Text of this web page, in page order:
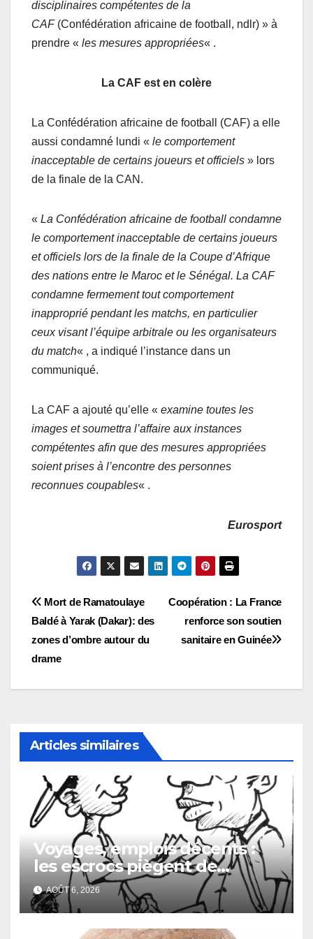
disciplinaires compétentes de la
CAF(Confédération africaine de football, ndlr) » à
prendre « les mesures appropriées« .
La CAF est en colère
La Confédération africaine de football (CAF) a elle
aussi condamné lundi « le comportement
inacceptable de certains joueurs et officiels » lors
de la finale de la CAN.
« La Confédération africaine de football condamne
le comportement inacceptable de certains joueurs
et officiels lors de la finale de la Coupe d’Afrique
des nations entre le Maroc et le Sénégal. La CAF
condamne fermement tout comportement
inapproprié pendant les matchs, en particulier
ceux visant l’équipe arbitrale ou les organisateurs
du match« , a indiqué l’instance dans un
communiqué.
La CAF a ajouté qu’elle « examine toutes les
images et soumettra l’affaire aux instances
compétentes afin que des mesures appropriées
soient prises à l’encontre des personnes
reconnues coupables« .
Eurosport
Navigation
de
l’article
Coopération : La France
renforce son soutien
sanitaire en Guinée
Mort de Ramatoulaye
Baldé à Yarak (Dakar): des
zones d’ombre autour du
drame
Articles similaires
Voyages, emplois décents :
les escrocs piègent de
nombreux jeunes
AOÛT 6, 2026